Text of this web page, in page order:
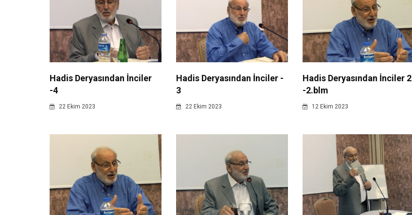
Hadis Deryasından İnciler
-4
22 Ekim 2023
Hadis Deryasından İnciler -
3
22 Ekim 2023
Hadis Deryasından İnciler 2
-2.blm
12 Ekim 2023